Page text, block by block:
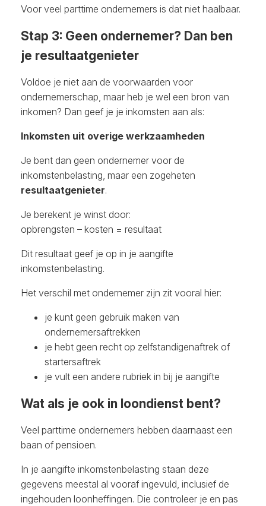
Voor veel parttime ondernemers is dat niet haalbaar.
Stap 3: Geen ondernemer? Dan ben
je resultaatgenieter
Voldoe je niet aan de voorwaarden voor
ondernemerschap, maar heb je wel een bron van
inkomen? Dan geef je je inkomsten aan als:
Inkomsten uit overige werkzaamheden
Je bent dan geen ondernemer voor de
inkomstenbelasting, maar een zogeheten
resultaatgenieter.
Je berekent je winst door:
opbrengsten – kosten = resultaat
Dit resultaat geef je op in je aangifte
inkomstenbelasting.
Het verschil met ondernemer zijn zit vooral hier:
je kunt geen gebruik maken van
ondernemersaftrekken
je hebt geen recht op zelfstandigenaftrek of
startersaftrek
je vult een andere rubriek in bij je aangifte
Wat als je ook in loondienst bent?
Veel parttime ondernemers hebben daarnaast een
baan of pensioen.
In je aangifte inkomstenbelasting staan deze
gegevens meestal al vooraf ingevuld, inclusief de
ingehouden loonheffingen. Die controleer je en pas